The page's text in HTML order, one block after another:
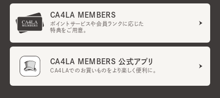
CA4LA MEMBERS
ポイントサービスや会員ランクに応じた
特典をご用意。
CA4LA MEMBERS 公式アプリ
CA4LAでのお買いものをより楽しく便利に。